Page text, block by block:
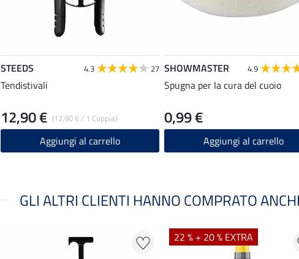
STEEDS 4.3 27
Tendistivali
(12,90 € / 1 Coppia)
12,90 €
Aggiungi al carrello
SHOWMASTER 4.9
Spugna per la cura del cuoio
0,99 €
Aggiungi al carrello
GLI ALTRI CLIENTI HANNO COMPRATO
22 % + 20 % EXTRA